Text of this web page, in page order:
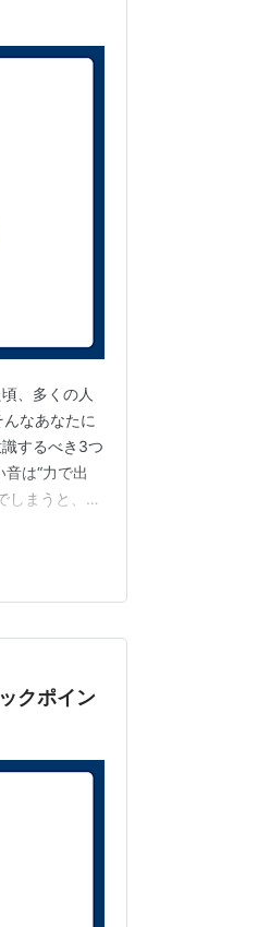
、多くの人
なあなたに
するべき3つ
は“力で出
しまうと、実
乱れて音も
クポイン